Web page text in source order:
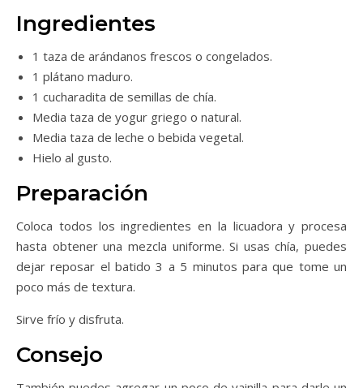
Ingredientes
1 taza de arándanos frescos o congelados.
1 plátano maduro.
1 cucharadita de semillas de chía.
Media taza de yogur griego o natural.
Media taza de leche o bebida vegetal.
Hielo al gusto.
Preparación
Coloca todos los ingredientes en la licuadora y procesa
hasta obtener una mezcla uniforme. Si usas chía, puedes
dejar reposar el batido 3 a 5 minutos para que tome un
poco más de textura.
Sirve frío y disfruta.
Consejo